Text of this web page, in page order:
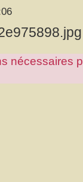
nécessaires